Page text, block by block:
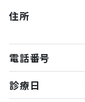
住所
電話番号
診療日